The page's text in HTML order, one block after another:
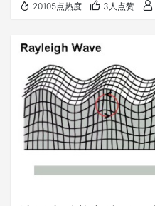
感觉差点什么，人性化不是
地。会在我们的文件管理器
可以轻松的使用这个虚拟盘
是软件出专业…
20105点热度 3人点赞